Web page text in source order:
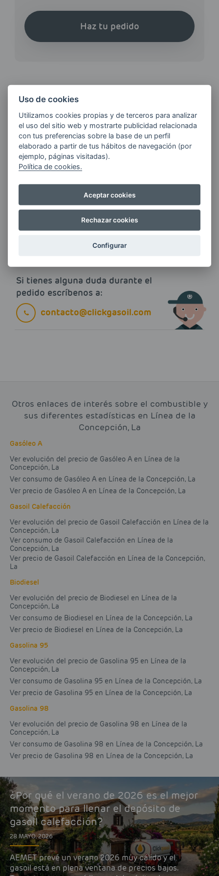
Haz tu pedido
¿QUIERES ESTAR AL DÍA DE
LAS
ÚLTIMAS NOVEDADES?
E-MAIL
Quiero recibir las últimas novedades de AVIA
Más información
Si tienes alguna duda durante el
pedido escríbenos a:
contacto@clickgasoil.com
Otros enlaces de interés sobre el combustible y
sus diferentes estadísticas en Línea de la
Concepción, La
Gasóleo A
Ver evolución del precio de Gasóleo A en Línea de la
Concepción, La
Ver consumo de Gasóleo A en Línea de la Concepción, La
Ver precio de Gasóleo A en Línea de la Concepción, La
Gasoil Calefacción
Ver evolución del precio de Gasoil Calefacción en Línea de la
Concepción, La
Ver consumo de Gasoil Calefacción en Línea de la
Concepción, La
Ver precio de Gasoil Calefacción en Línea de la Concepción,
La
Biodiesel
Ver evolución del precio de Biodiesel en Línea de la
Concepción, La
Ver consumo de Biodiesel en Línea de la Concepción, La
Ver precio de Biodiesel en Línea de la Concepción, La
Gasolina 95
Ver evolución del precio de Gasolina 95 en Línea de la
Concepción, La
Ver consumo de Gasolina 95 en Línea de la Concepción, La
Ver precio de Gasolina 95 en Línea de la Concepción, La
Gasolina 98
Ver evolución del precio de Gasolina 98 en Línea de la
Concepción, La
Ver consumo de Gasolina 98 en Línea de la Concepción, La
Ver precio de Gasolina 98 en Línea de la Concepción, La
¿Por qué el verano de 2026 es el mejor
momento para llenar el depósito de
gasoil calefacción?
28 MAYO, 2026
AEMET prevé un verano 2026 muy cálido y el
gasoil está en plena ventana de precios bajos.
Uso de cookies
Utilizamos cookies propias y de terceros para analizar
el uso del sitio web y mostrarte publicidad relacionada
con tus preferencias sobre la base de un perfil
elaborado a partir de tus hábitos de navegación (por
ejemplo, páginas visitadas).
Política de cookies.
Aceptar cookies
Rechazar cookies
Configurar